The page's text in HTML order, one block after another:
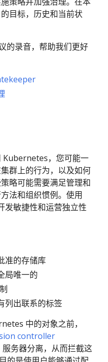
目标，历史和当前状
的录音，帮助我们更好
Kubernetes，您可能一
群上的行为，以及如何
略可能需要满足管理和
法和组织惯例。使用
敏捷性和运营独立性
准的存储库
局唯一的
列出联系的标签
中的对象之前，
controller
务器分离，从而拦截这